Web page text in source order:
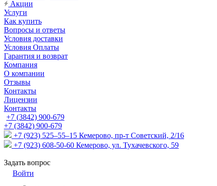
Акции
Услуги
Как купить
Вопросы и ответы
Условия доставки
Условия Оплаты
Гарантия и возврат
Компания
О компании
Отзывы
Контакты
Лицензии
Контакты
+7 (3842) 900-679
+7 (3842) 900-679
+7 (923) 525–55–15 Кемерово, пр-т Советский, 2/16
+7 (923) 608-50-60 Кемерово, ул. Тухачевского, 59
Задать вопрос
Войти